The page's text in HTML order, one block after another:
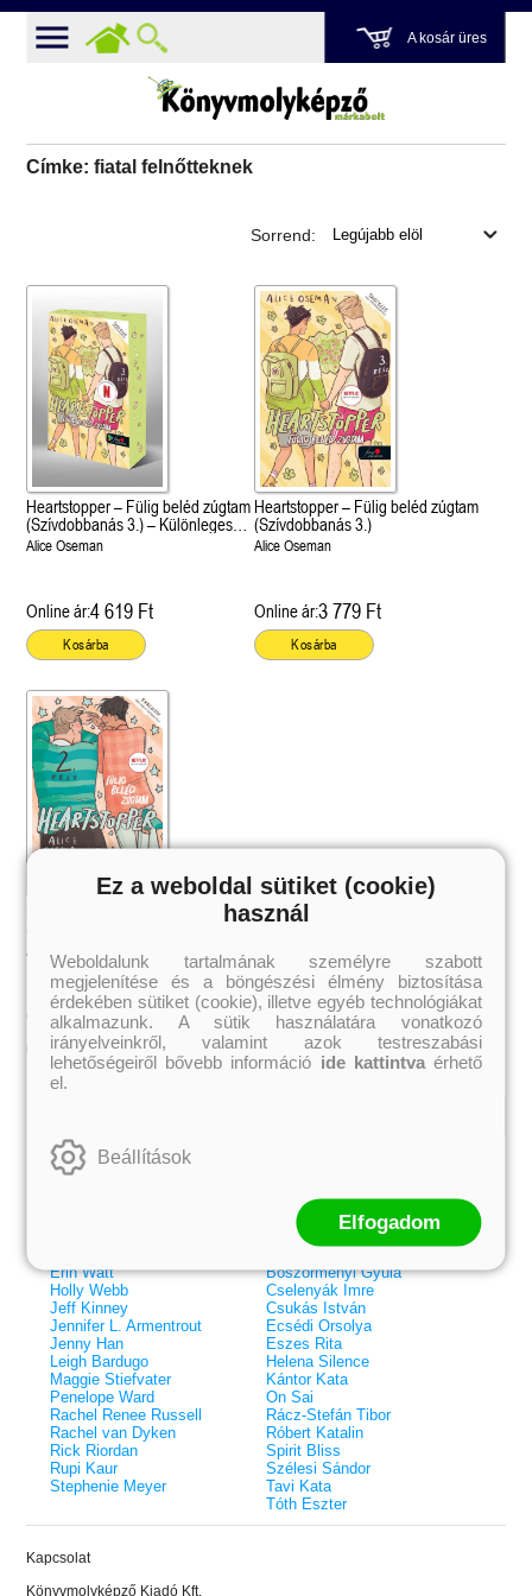
A kosár üres
Címke: fiatal felnőtteknek
olvasható!
Sorrend:
Heartstopper – Fülig beléd zúgtam
(Szívdobbanás 3.) – Különleges
éldekorált kiadás!
Alice Oseman
Online ár:4 619 Ft
Kosárba
Heartstopper – Fülig beléd zúgtam
(Szívdobbanás 3.)
Alice Oseman
Online ár:3 779 Ft
Kosárba
Heartstopper – Fülig beléd zúgtam
Alice Oseman
Online ár:3 107 Ft
Kosárba
Kiemelt szerzőink
Erin Watt
Holly Webb
Jeff Kinney
Jennifer L. Armentrout
Jenny Han
Leigh Bardugo
Maggie Stiefvater
Penelope Ward
Rachel Renee Russell
Rachel van Dyken
Rick Riordan
Rupi Kaur
Stephenie Meyer
Ashley Carrigan
Benina
Bessenyei Gábor
Böszörményi Gyula
Cselenyák Imre
Csukás István
Ecsédi Orsolya
Eszes Rita
Helena Silence
Kántor Kata
On Sai
Rácz-Stefán Tibor
Róbert Katalin
Spirit Bliss
Szélesi Sándor
Tavi Kata
Tóth Eszter
Kapcsolat
Könyvmolyképző Kiadó Kft.
Ez a weboldal sütiket (cookie)
használ
Weboldalunk tartalmának személyre szabott
megjelenítése és a böngészési élmény biztosítása
érdekében sütiket (cookie), illetve egyéb technológiákat
alkalmazunk. A sütik használatára vonatkozó
irányelveinkről, valamint azok testreszabási
lehetőségeiről bővebb információ ide kattintvaérhető
el.
Beállítások
Elfogadom